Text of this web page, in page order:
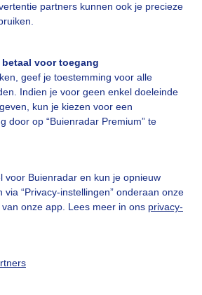
partners kunnen ook je precieze
voor toegang
geef je toestemming voor alle
Indien je voor geen enkel doeleinde
kun je kiezen voor een
door op “Buienradar Premium” te
voor Buienradar en kun je opnieuw
“Privacy-instellingen” onderaan onze
onze app. Lees meer in ons privacy-